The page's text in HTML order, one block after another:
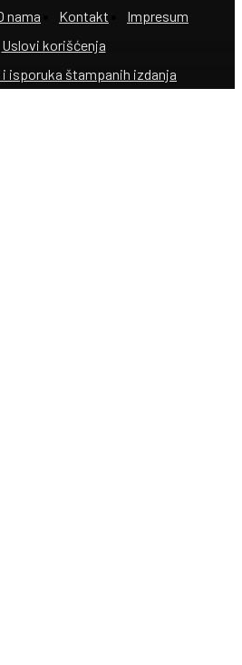
nama Kontakt
Impresum
Uslovi korišćenja
i isporuka štampanih izdanja